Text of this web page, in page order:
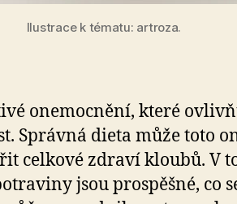
Ilustrace k tématu: artroza.
onemocnění, které
Správná dieta může toto
celkové zdraví kloubů. V
jsou prospěšné, co